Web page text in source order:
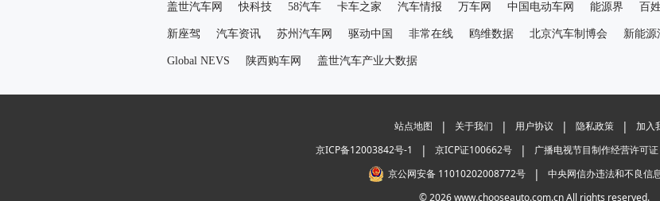
盖世汽车网 快科技 58汽车 卡车之家 汽车情报 万车网 中国电动车网 能源界 百
新座驾 汽车资讯 苏州汽车网 驱动中国 非常在线 鸥维数据 北京汽车制博会 新能源
Global NEVS 陕西购车网 盖世汽车产业大数据
站点地图 | 关于我们 | 用户协议 | 隐私政策 |
加入
京ICP备12003842号-1
| 京ICP证100662号 |
广播电视节目制作经营许可
京公网安备 11010202008772号
|
中央网信办违法和不良信
© 2026 www.chooseauto.com.cn All rights reserved.